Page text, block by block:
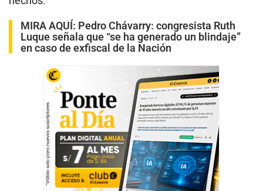
MIRA AQUÍ: Pedro Chávarry: congresista Ruth
Luque señala que “se ha generado un blindaje”
en caso de exfiscal de la Nación